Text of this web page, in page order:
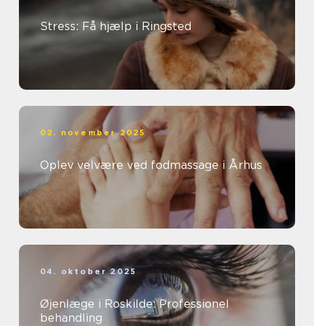
Stress: Få hjælp i Ringsted
02. november 2025
Oplev velvære ved fodmassage i Århus
04. oktober 2025
Øjenlæge i Roskilde: Professionel
behandling